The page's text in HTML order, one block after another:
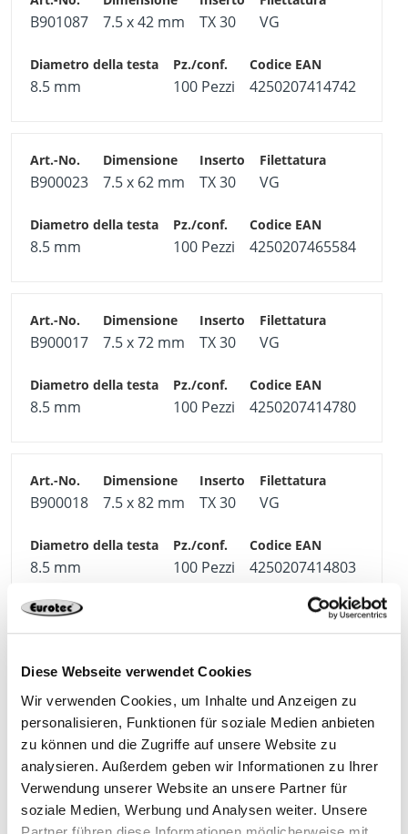
Diese Webseite verwendet Cookies
Wir verwenden Cookies, um Inhalte und Anzeigen zu
personalisieren, Funktionen für soziale Medien anbieten
zu können und die Zugriffe auf unsere Website zu
analysieren. Außerdem geben wir Informationen zu Ihrer
Verwendung unserer Website an unsere Partner für
soziale Medien, Werbung und Analysen weiter. Unsere
B901087 7.5 x 42 mm TX 30 VG
8.5 mm 100 Pezzi 4250207414742
B900023 7.5 x 62 mm TX 30 VG
8.5 mm 100 Pezzi 4250207465584
B900017 7.5 x 72 mm TX 30 VG
8.5 mm 100 Pezzi 4250207414780
B900018 7.5 x 82 mm TX 30 VG
8.5 mm 100 Pezzi 4250207414803
B900019 7.5 x 92 mm TX 30
8.5 mm 100 Pezzi 4250207461302
B900021 7.5 x 102 mm TX 30 VG